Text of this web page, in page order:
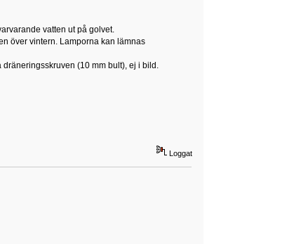
vatten ut på golvet.
över vintern. Lamporna kan lämnas
(10 mm bult), ej i bild.
Loggat